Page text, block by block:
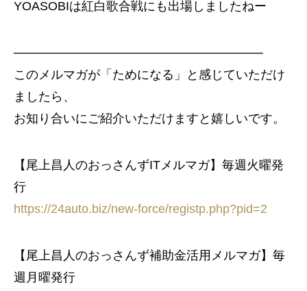
YOASOBIは紅白歌合戦にも出場しましたねー
────────────────────────────
このメルマガが「ためになる」と感じていただけ
ましたら、
お知り合いにご紹介いただけますと嬉しいです。
【尾上昌人のおっさんずITメルマガ】毎週火曜発
行
https://24auto.biz/new-force/registp.php?pid=2
【尾上昌人のおっさんず補助金活用メルマガ】毎
週月曜発行